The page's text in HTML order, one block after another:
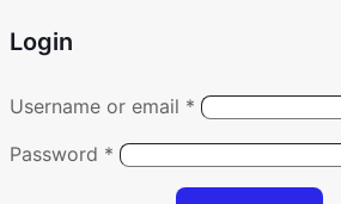
Login
Username or email *
Password *